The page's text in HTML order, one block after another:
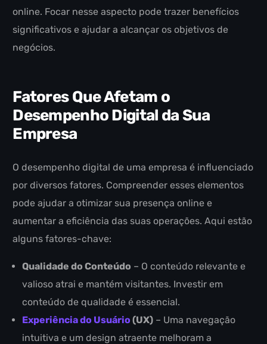
online. Focar nesse aspecto pode trazer benefícios
significativos e ajudar a alcançar os objetivos de
negócios.
Fatores Que Afetam o
Desempenho Digital da Sua
Empresa
O desempenho digital de uma empresa é influenciado
por diversos fatores. Compreender esses elementos
pode ajudar a otimizar sua presença online e
aumentar a eficiência das suas operações. Aqui estão
alguns fatores-chave:
Qualidade do Conteúdo – O conteúdo relevante e
valioso atrai e mantém visitantes. Investir em
conteúdo de qualidade é essencial.
Experiência do Usuário(UX) – Uma navegação
intuitiva e um design atraente melhoram a